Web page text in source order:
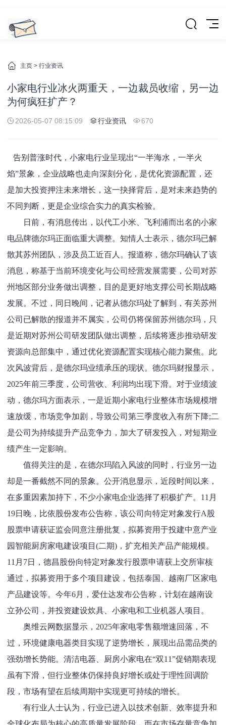
主页 > 行业资讯
小家电行业冰火两重天，一边裁员收缩，另一边
为何疯狂扩产？
2026-05-07 08:15:09 行业资讯 670
告别普涨时代，小家电行业呈现出“一半海水，一半火
焰”景象，企业战略也走向深刻分化，是优化资源配置，还
是加大投资押注未来增长，这一抉择背后，是对未来趋势的
不同判断，更是企业综合实力的真实检验。
日前，有消息传出，以代工小米、飞利浦而出名的小家
电品牌德尔玛正面临重大调整。知情人士表示，德尔玛已解
散其苏州团队，涉及员工近百人。报道称，德尔玛确认了该
消息，称基于当前环境变化与公司经营发展需要，公司对苏
州地区部分业务做出调整，目的是更好地支撑公司长期战略
发展。不过，同日晚间，记者从德尔玛处了解到，有关苏州
公司已解散的报道并不属实，公司仍将保留苏州德尔玛，只
是近期对苏州公司研发团队做出调整，后续将逐步推动研发
资源向总部集中，通过优化资源配置实现核心能力聚焦。此
次风波背后，是德尔玛业绩承压的现状。德尔玛财报显示，
2025年前三季度，公司营收、利润均出现下滑。对于业绩波
动，德尔玛方面表示，一是近期小家电行业整体市场规模增
速放缓，市场竞争加剧，导致公司第三季度收入有所下降;二
是公司为持续提升产品竞争力，加大了研发投入，对短期业
绩产生一定影响。
值得关注的是，在德尔玛陷入风波的同时，行业另一边
却是一番截然不同的景象。公开消息显示，近段时间以来，
在多重因素加持下，不少小家电企业选择了积极扩产。11月
19日晚，比依股份发布公告称，该公司向特定对象发行A股
股票申请获证监会同意注册批复，拟募资用于投建中意产业
园智能厨房家电建设项目(二期)，扩充相关产品产能规模。
11月7日，德昌股份向特定对象发行股票申请获上交所审核
通过，拟募资用于多个项目建设，包括泰国、越南厂区家电
产品建设等。今年6月，爱仕达发布公告称，计划在越南设
立孙公司，并投资建设炊具、小家电和工业机器人项目。
奥维云网数据显示，2025年家电零售额增速回落，不
过，环境健康电器类目实现了逆势增长，展现出品需品类的
强劲增长势能。清洁电器、厨房小家电在“双11”促销期表现
虽有下滑，但行业整体仍保持良好增长或处于理性回调阶
段，市场有望在后续周期中实现更可持续的增长。
有行业人士认为，行业已进入以技术创新、效率提升和